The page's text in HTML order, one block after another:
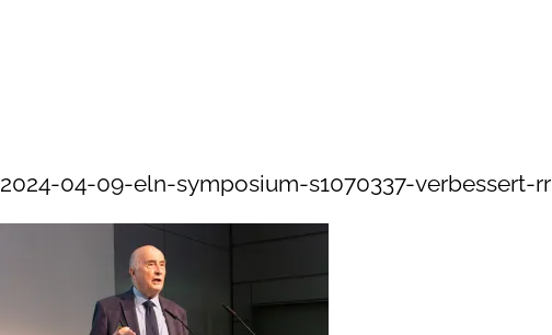
2024-04-09-eln-symposium-s1070337-verbessert-rr